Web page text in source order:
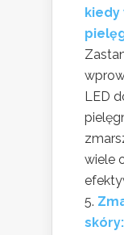
kiedy
LED
wiele